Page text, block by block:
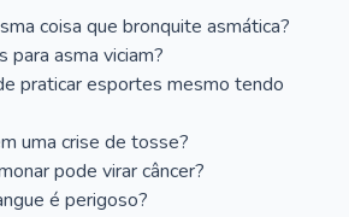
coisa que bronquite asmática?
para asma viciam?
praticar esportes mesmo tendo
uma crise de tosse?
pode virar câncer?
é perigoso?